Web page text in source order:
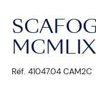
MCMLIX
Réf. 41047.04 CAM2C